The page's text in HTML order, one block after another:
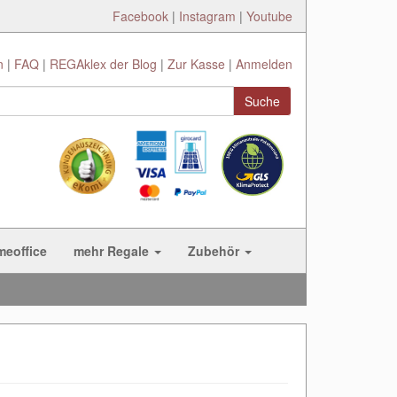
Facebook | Instagram | Youtube
FAQ REGAklex der Blog Zur Kasse Anmelden
Suche
mehr Regale Zubehör